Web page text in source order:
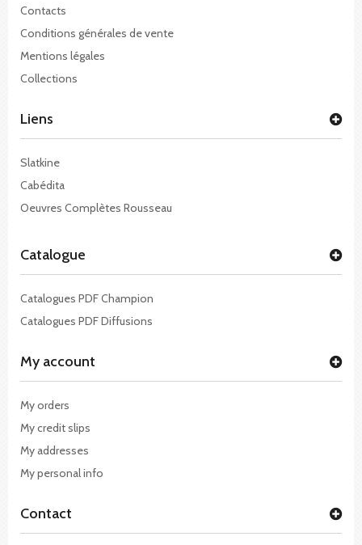
Contacts
Conditions générales de vente
Mentions légales
Collections
Liens
Slatkine
Cabédita
Oeuvres Complètes Rousseau
Catalogue
Catalogues PDF Champion
Catalogues PDF Diffusions
My account
My orders
My credit slips
My addresses
My personal info
Contact